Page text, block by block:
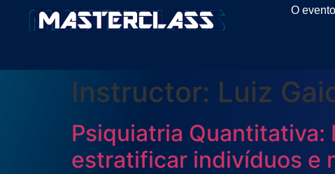
O evento
Instructor: Luiz
Psiquiatria
estratificar indivíduos e